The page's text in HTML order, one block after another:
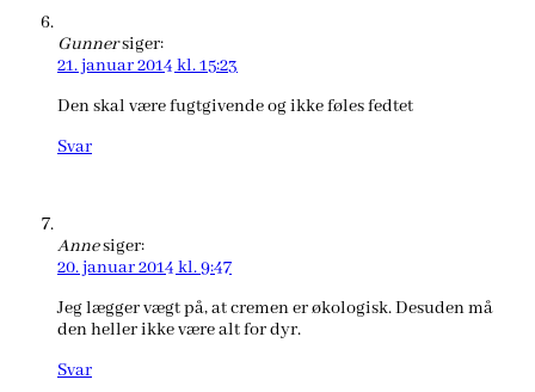
Gunnersiger:
21. januar 2014 kl. 15:23
Den skal være fugtgivende og ikke føles fedtet
Svar
Annesiger:
20. januar 2014 kl. 9:47
Jeg lægger vægt på, at cremen er økologisk. Desuden må
den heller ikke være alt for dyr.
Svar